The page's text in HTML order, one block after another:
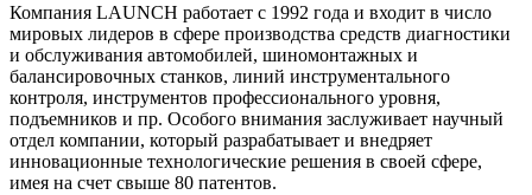
Компания LAUNCH работает с 1992 года и входит в число
мировых лидеров в сфере производства средств диагностики
и обслуживания автомобилей, шиномонтажных и
балансировочных станков, линий инструментального
контроля, инструментов профессионального уровня,
подъемников и пр. Особого внимания заслуживает научный
отдел компании, который разрабатывает и внедряет
инновационные технологические решения в своей сфере,
имея на счет свыше 80 патентов.